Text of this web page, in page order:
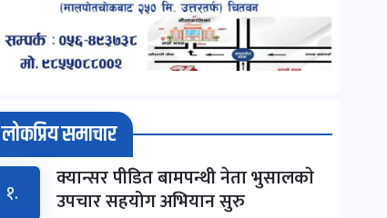
लोकप्रिय समाचार
१. क्यान्सर पीडित बामपन्थी नेता भुसालकाे
उपचार सहयोग अभियान सुरु